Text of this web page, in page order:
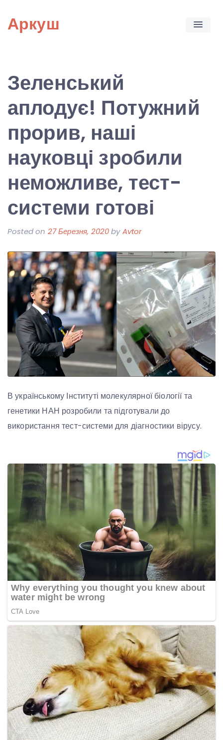
content
Аркуш
Зеленський
аплодує! Потужний
прорив, наші
науковці зробили
неможливе, тест-
системи готові
Posted on 27 Березня, 2020byAvtor
В українському Інституті молекулярної біології та
генетики НАН розробили та підготували до
використання тест-системи для діагностики вірусу.